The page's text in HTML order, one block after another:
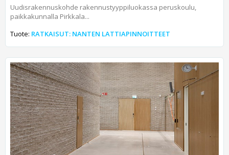
Uudisrakennuskohde rakennustyyppiluokassa peruskoulu,
paikkakunnalla Pirkkala...
Tuote: RATKAISUT: NANTEN LATTIAPINNOITTEET